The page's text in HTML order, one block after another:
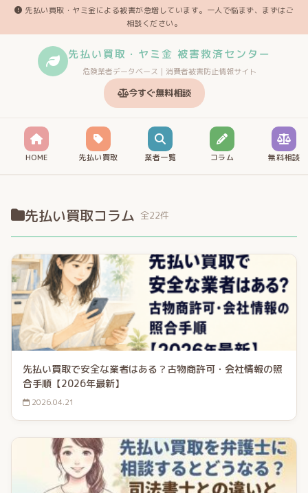
先払い買取・ヤミ金による被害が急増しています。一人で悩まず、まずはご
相談ください。
先払い買取・ヤミ金 被害救済センター
危険業者データベース｜消費者被害防止情報サイト
今すぐ無料相談
HOME 先払い買取 業者一覧 コラム 無料相談
先払い買取コラム 全22件
先払い買取で安全な業者はある？古物商許可・会社情報の照
合手順【2026年最新】
2026.04.21